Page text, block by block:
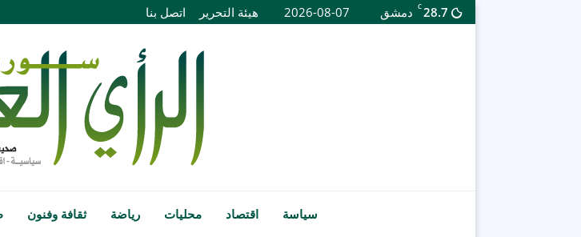
28.7
C دمشق 2026-08-07 هيئة التحرير اتصل بنا
سياسة اقتصاد محليات رياضة ثقافة وفنون